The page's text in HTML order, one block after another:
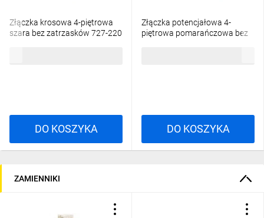
Złączka krosowa 4-piętrowa
szara bez zatrzasków 727-220
DO KOSZYKA
Złączka potencjałowa 4-
piętrowa pomarańczowa bez
DO KOSZYKA
ZAMIENNIKI